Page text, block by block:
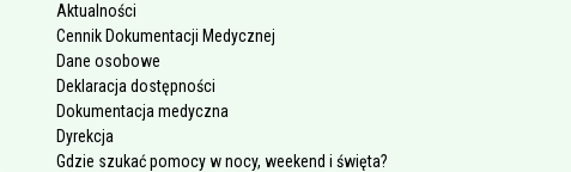
Aktualności
Cennik Dokumentacji Medycznej
Dane osobowe
Deklaracja dostępności
Dokumentacja medyczna
Dyrekcja
Gdzie szukać pomocy w nocy, weekend i święta?